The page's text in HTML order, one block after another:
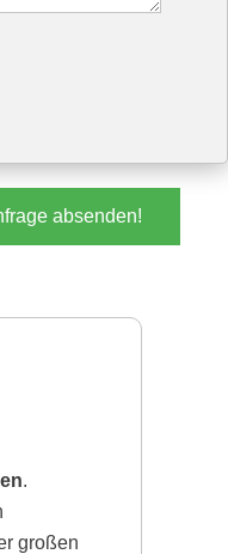
absenden!
.
großen